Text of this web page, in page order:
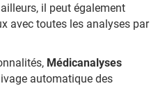
il peut également
avec toutes les analyses par
Médicanalyses
automatique des